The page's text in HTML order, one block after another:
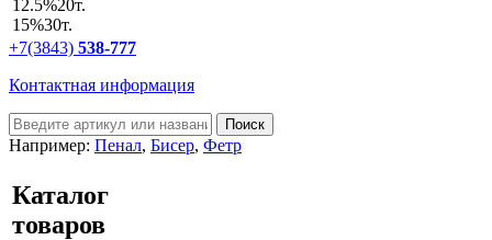
12.5%20т.
15%30т.
+7(3843) 538-777
Контактная информация
Например: Пенал, Бисер, Фетр
Каталог
товаров